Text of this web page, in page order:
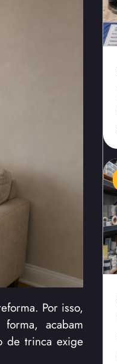
Por isso,
acabam
de trinca exige